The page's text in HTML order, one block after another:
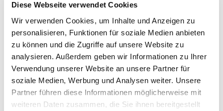
Diese Webseite verwendet Cookies
Wir verwenden Cookies, um Inhalte und Anzeigen zu
personalisieren, Funktionen für soziale Medien anbieten
zu können und die Zugriffe auf unsere Website zu
analysieren. Außerdem geben wir Informationen zu Ihrer
Verwendung unserer Website an unsere Partner für
soziale Medien, Werbung und Analysen weiter. Unsere
Partner führen diese Informationen möglicherweise mit
weiteren Daten zusammen, die Sie ihnen bereitgestellt